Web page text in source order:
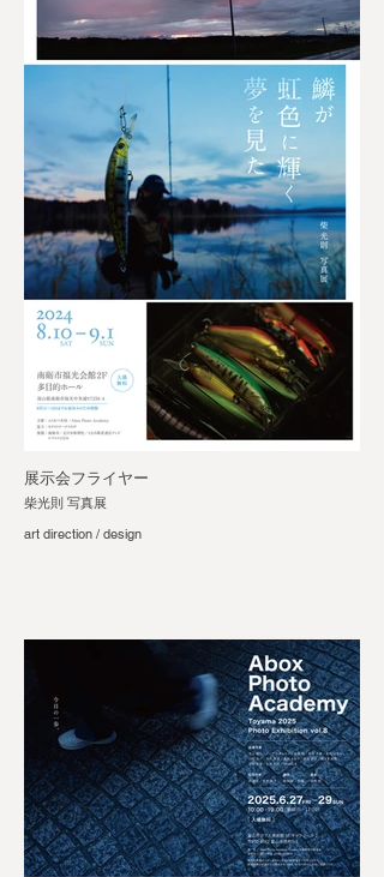
展示会フライヤー
柴光則 写真展
art direction / design